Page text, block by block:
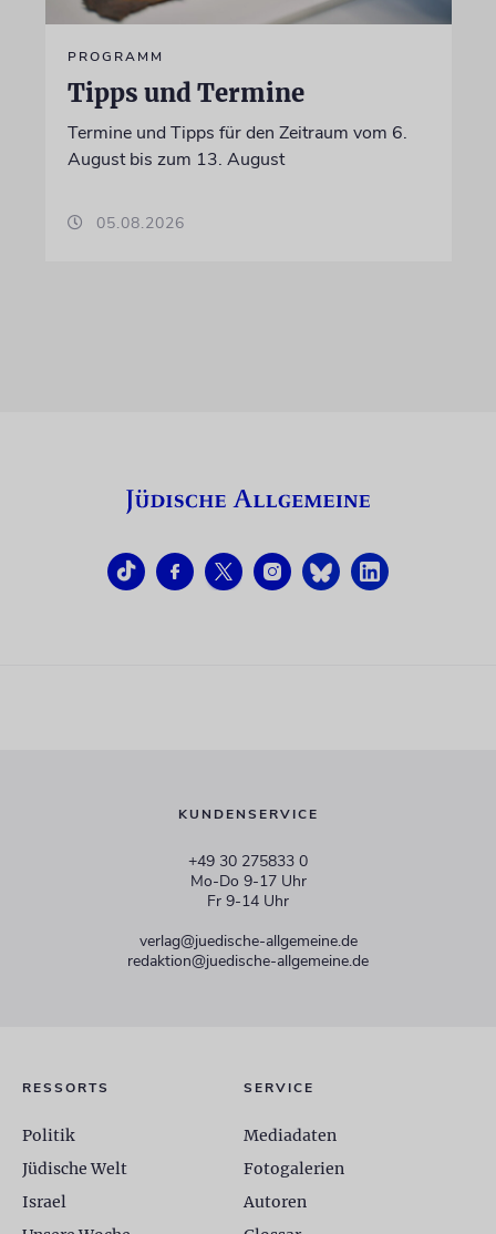
PROGRAMM
Tipps und Termine
Termine und Tipps für den Zeitraum vom 6.
August bis zum 13. August
05.08.2026
KUNDENSERVICE
+49 30 275833 0
Mo-Do 9-17 Uhr
Fr 9-14 Uhr
verlag@juedische-allgemeine.de
redaktion@juedische-allgemeine.de
RESSORTS
Politik
Jüdische Welt
Israel
SERVICE
Mediadaten
Fotogalerien
Autoren